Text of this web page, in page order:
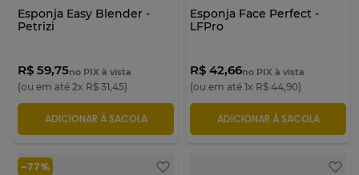
Esponja Easy Blender -
Petrizi
R$ 59,75no PIX à vista
(ou em até 2x R$ 31,45)
ADICIONAR À SACOLA
Esponja Face Perfect -
LFPro
R$ 42,66no PIX à vista
(ou em até 1x R$ 44,90)
ADICIONAR À SACOLA
-77%